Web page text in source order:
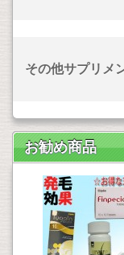
その他サプリメ
お勧め商品